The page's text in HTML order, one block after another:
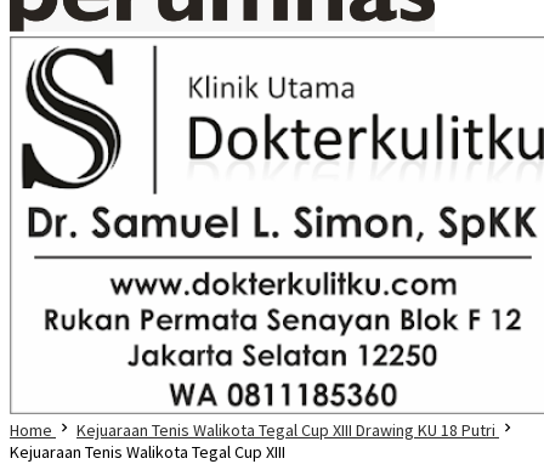
Home
Kejuaraan Tenis Walikota Tegal Cup XIII Drawing KU 18 Putri
Kejuaraan Tenis Walikota Tegal Cup XIII